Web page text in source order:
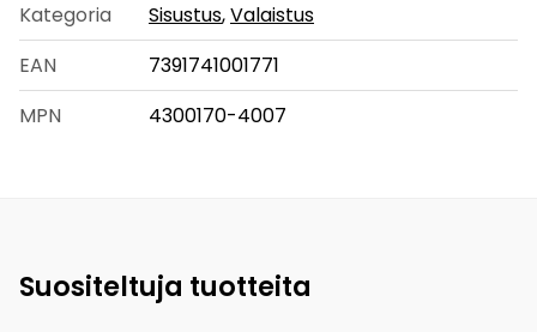
Kategoria
Sisustus,Valaistus
EAN
7391741001771
MPN
4300170-4007
Suositeltuja tuotteita